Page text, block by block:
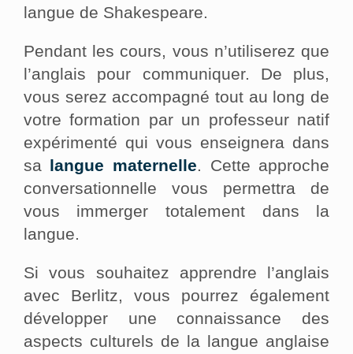
langue de Shakespeare.
Pendant les cours, vous n’utiliserez que
l’anglais pour communiquer. De plus,
vous serez accompagné tout au long de
votre formation par un professeur natif
expérimenté qui vous enseignera dans
sa langue maternelle. Cette approche
conversationnelle vous permettra de
vous immerger totalement dans la
langue.
Si vous souhaitez apprendre l’anglais
avec Berlitz, vous pourrez également
développer une connaissance des
aspects culturels de la langue anglaise